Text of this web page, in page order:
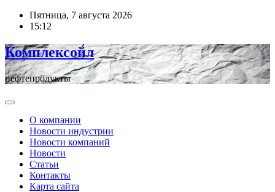
ПерейтиПятница, 7 августа 2026
15:12
Комплексойл
нефтепродукты
О компании
Новости индустрии
Новости компаний
Новости
Статьи
Контакты
Карта сайта